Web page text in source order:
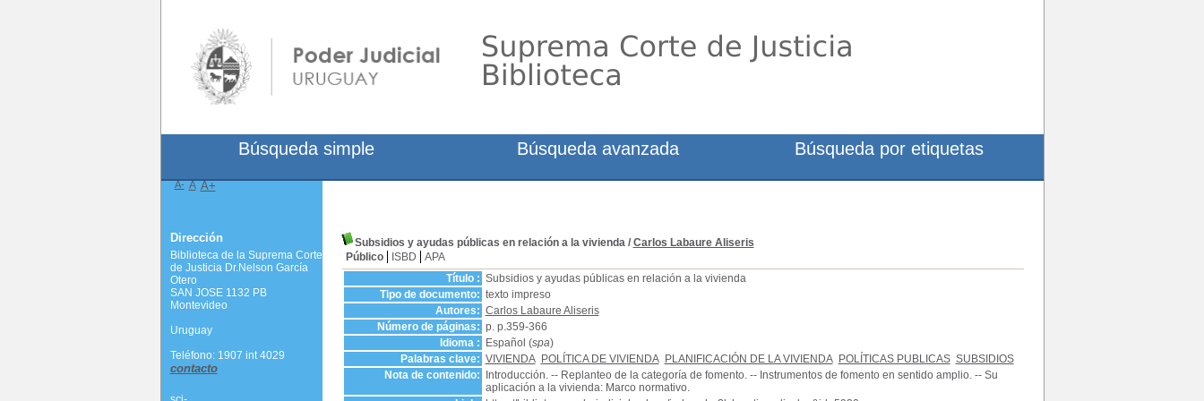
Subsidios y ayudas públicas en relación a la vivienda/ Carlos Labaure Aliseris
Público
ISBD
APA
Título : Subsidios y ayudas públicas en relación a la vivienda
Tipo de documento: texto impreso
Autores: Carlos Labaure Aliseris
Número de páginas: p. p.359-366
Idioma :
Español (spa)
Palabras clave: VIVIENDA POLÍTICA DE VIVIENDA PLANIFICACIÓN DE LA VIVIENDA POLÍTICAS PUBLICAS SUBSIDIOS
Nota de contenido:
Introducción. -- Replanteo de la categoría de fomento. -- Instrumentos de fomento en sentido amplio. -- Su
aplicación a la vivienda: Marco normativo.
Búsqueda simple Búsqueda avanzada Búsqueda por etiquetas
A- A A+
Dirección
Biblioteca de la Suprema Corte
de Justicia Dr.Nelson García
Otero
SAN JOSE 1132 PB
Montevideo
Uruguay
Teléfono: 1907 int 4029
contacto